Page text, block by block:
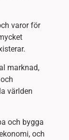
varor för
marknad,
världen
och bygga
och